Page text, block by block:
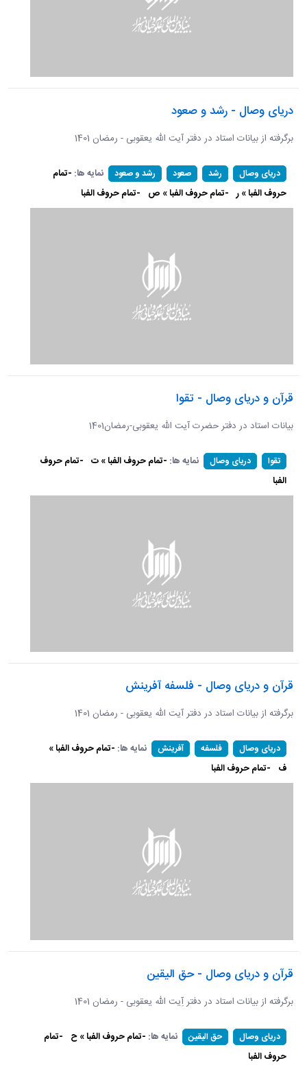
دریای وصال - رشد و صعود
برگرفته از بیانات استاد در دفتر آیت الله یعقوبی - رمضان 1401
دریای وصال رشد صعود رشد و صعود نمایه ها: -تمام
حروف الفبا » ر -تمام حروف الفبا » ص -تمام حروف الفبا
قرآن و دریای وصال - تقوا
بیانات استاد در دفتر حضرت آیت الله یعقوبی-رمضان1401
تقوا دریای وصال نمایه ها: -تمام حروف الفبا » ت -تمام حروف
الفبا
قرآن و دریای وصال - فلسفه آفرینش
برگرفته از بیانات استاد در دفتر آیت الله یعقوبی - رمضان 1401
دریای وصال فلسفه آفرینش نمایه ها: -تمام حروف الفبا »
ف -تمام حروف الفبا
قرآن و دریای وصال - حق الیقین
برگرفته از بیانات استاد در دفتر آِیت الله یعقوبی - رمضان 1401
دریای وصال حق الیقین نمایه ها: -تمام حروف الفبا » ح -تمام
حروف الفبا